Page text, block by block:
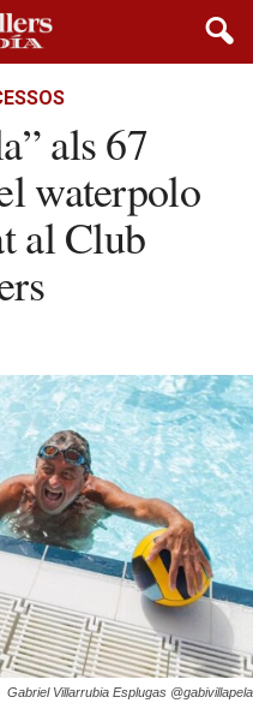
als 67
waterpolo
al Club
Gabriel Villarrubia Esplugas @gabivillapela